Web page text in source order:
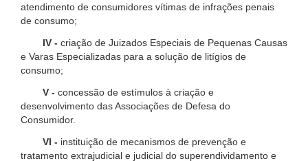
atendimento de consumidores vítimas de infrações penais
de consumo;
IV - criação de Juizados Especiais de Pequenas Causas
e Varas Especializadas para a solução de litígios de
consumo;
V - concessão de estímulos à criação e
desenvolvimento das Associações de Defesa do
Consumidor.
VI - instituição de mecanismos de prevenção e
tratamento extrajudicial e judicial do superendividamento e